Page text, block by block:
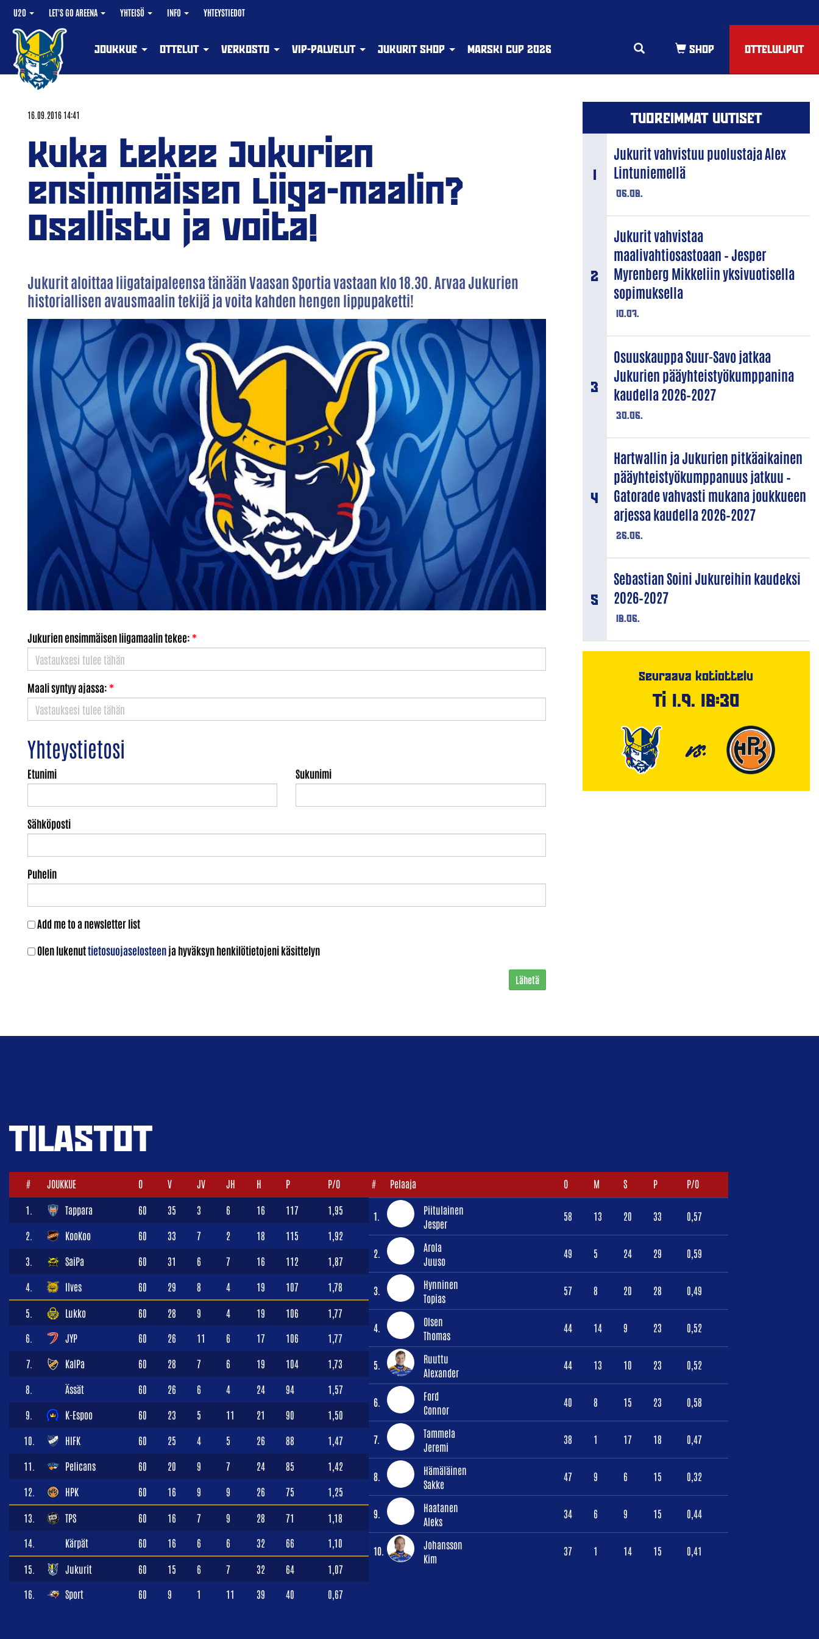
U20 LET'S GO AREENA YHTEISÖ INFO YHTEYSTIEDOT
OTTELULIPUT
JOUKKUE OTTELUT VERKOSTO VIP-PALVELUT JUKURIT SHOP MARSKI CUP 2026
16.09.2016 14:41
Kuka tekee Jukurien
ensimmäisen Liiga-maalin?
Osallistu ja voita!
Jukurit aloittaa liigataipaleensa tänään Vaasan Sportia vastaan klo 18.30. Arvaa Jukurien
historiallisen avausmaalin tekijä ja voita kahden hengen lippupaketti!
Jukurien ensimmäisen liigamaalin tekee: *
Maali syntyy ajassa: *
Yhteystietosi
Etunimi Sukunimi
Sähköposti
Puhelin
Add me to a newsletter list
Olen lukenuttietosuojaselosteenja hyväksyn henkilötietojeni käsittelyn
Lähetä
TUOREIMMAT UUTISET
06.08.
Jukurit vahvistuu puolustaja Alex
Lintuniemellä
10.07.
Jukurit vahvistaa
maalivahtiosastoaan – Jesper
Myrenberg Mikkeliin yksivuotisella
sopimuksella
30.06.
Osuuskauppa Suur-Savo jatkaa
Jukurien pääyhteistyökumppanina
kaudella 2026–2027
26.06.
Hartwallin ja Jukurien pitkäaikainen
pääyhteistyökumppanuus jatkuu –
Gatorade vahvasti mukana joukkueen
arjessa kaudella 2026–2027
18.06.
Sebastian Soini Jukureihin kaudeksi
2026–2027
Seuraava kotiottelu
Ti 1.9. 18:30
VS.
TILASTOT
# JOUKKUE O V JV JH H P P/O
1. Tappara 60 35 3 6 16 117 1,95
2. KooKoo 60 33 7 2 18 115 1,92
3. SaiPa 60 31 6 7 16 112 1,87
4. Ilves 60 29 8 4 19 107 1,78
5. Lukko 60 28 9 4 19 106 1,77
6. JYP 60 26 11 6 17 106 1,77
7. KalPa 60 28 7 6 19 104 1,73
8. Ässät 60 26 6 4 24 94 1,57
9. K-Espoo 60 23 5 11 21 90 1,50
10. HIFK 60 25 4 5 26 88 1,47
11. Pelicans 60 20 9 7 24 85 1,42
12. HPK 60 16 9 9 26 75 1,25
13. TPS 60 16 7 9 28 71 1,18
14. Kärpät 60 16 6 6 32 66 1,10
15. Jukurit 60 15 6 7 32 64 1,07
16. Sport 60 9 1 11 39 40 0,67
# Pelaaja O M S P P/O
1.
Piitulainen
Jesper
58 13 20 33 0,57
2.
Arola
Juuso
49 5 24 29 0,59
3.
Hynninen
Topias
57 8 20 28 0,49
4.
Olsen
Thomas
44 14 9 23 0,52
5.
Ruuttu
Alexander
44 13 10 23 0,52
6.
Ford
Connor
40 8 15 23 0,58
7.
Tammela
Jeremi
38 1 17 18 0,47
8.
Hämäläinen
Sakke
47 9 6 15 0,32
9.
Haatanen
Aleks
34 6 9 15 0,44
10.
Johansson
Kim
37 1 14 15 0,41